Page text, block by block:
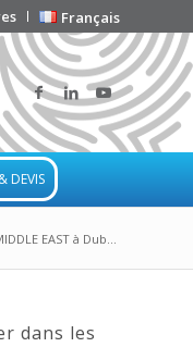
Français
DEVIS
EAST à Dub...
dans les